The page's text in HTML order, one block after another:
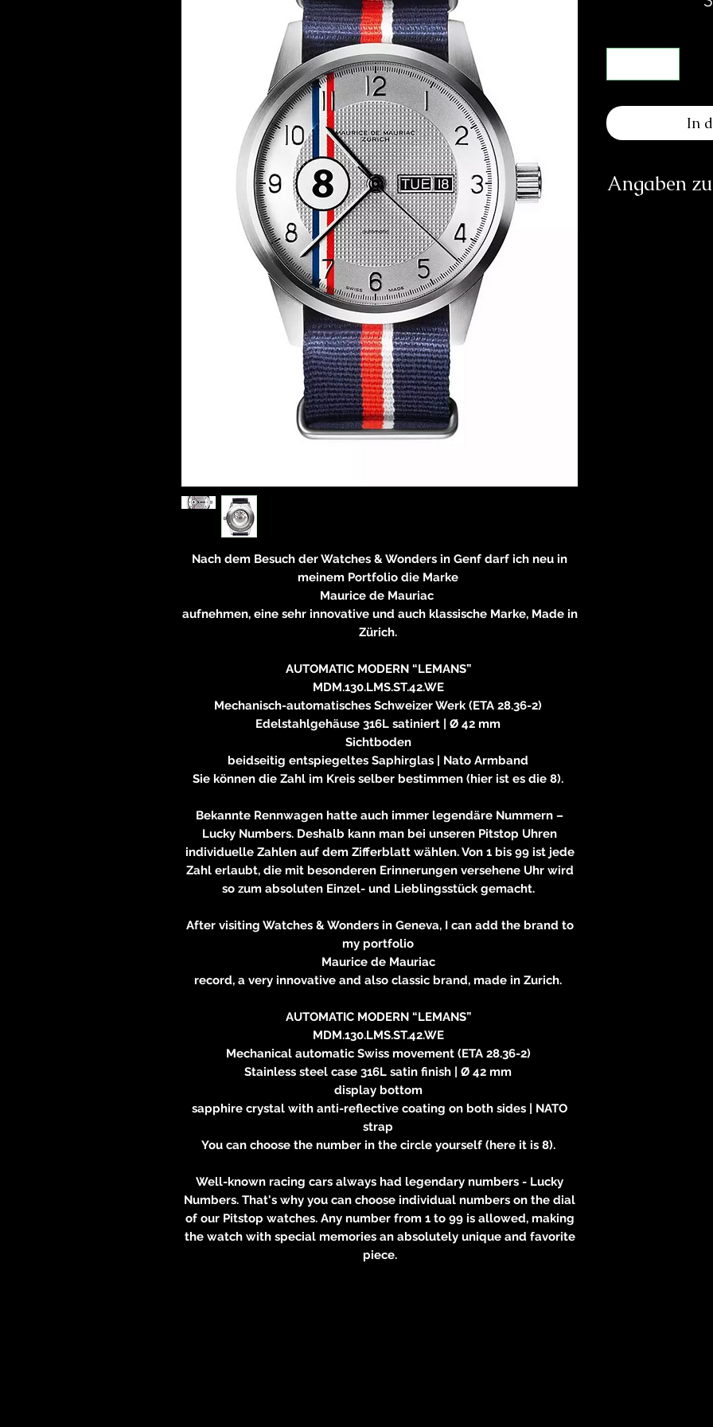
Nach dem Besuch der Watches & Wonders in Genf darf ich neu in
meinem Portfolio die Marke
Maurice de Mauriac
aufnehmen, eine sehr innovative und auch klassische Marke, Made in
Zürich.
AUTOMATIC MODERN “LEMANS”
MDM.130.LMS.ST.42.WE
Mechanisch-automatisches Schweizer Werk (ETA 28.36-2)
Edelstahlgehäuse 316L satiniert | Ø 42 mm
Sichtboden
beidseitig entspiegeltes Saphirglas | Nato Armband
Sie können die Zahl im Kreis selber bestimmen (hier ist es die 8).
Bekannte Rennwagen hatte auch immer legendäre Nummern –
Lucky Numbers. Deshalb kann man bei unseren Pitstop Uhren
individuelle Zahlen auf dem Zifferblatt wählen. Von 1 bis 99 ist jede
Zahl erlaubt, die mit besonderen Erinnerungen versehene Uhr wird
so zum absoluten Einzel- und Lieblingsstück gemacht.
After visiting Watches & Wonders in Geneva, I can add the brand to
my portfolio
Maurice de Mauriac
record, a very innovative and also classic brand, made in Zurich.
AUTOMATIC MODERN “LEMANS”
MDM.130.LMS.ST.42.WE
Mechanical automatic Swiss movement (ETA 28.36-2)
Stainless steel case 316L satin finish | Ø 42 mm
display bottom
sapphire crystal with anti-reflective coating on both sides | NATO
strap
You can choose the number in the circle yourself (here it is 8).
Well-known racing cars always had legendary numbers - Lucky
Numbers. That's why you can choose individual numbers on the dial
of our Pitstop watches. Any number from 1 to 99 is allowed, making
the watch with special memories an absolutely unique and favorite
piece.
In
Angaben